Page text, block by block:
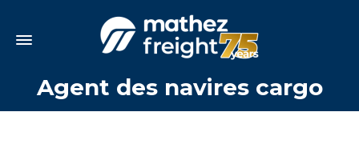
Agent des navires cargo